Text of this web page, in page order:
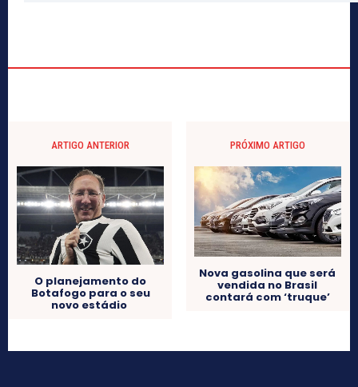
ARTIGO ANTERIOR
O planejamento do
Botafogo para o seu
novo estádio
PRÓXIMO ARTIGO
Nova gasolina que será
vendida no Brasil
contará com ‘truque’